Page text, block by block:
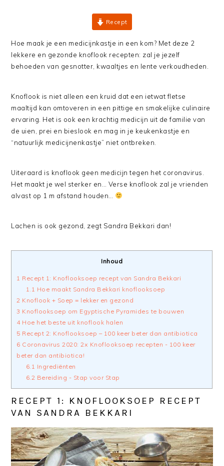
Recept
Hoe maak je een medicijnkastje in een kom? Met deze 2
lekkere en gezonde knoflook recepten: zal je jezelf
behoeden van gesnotter, kwaaltjes en lente verkoudheden.
Knoflook is niet alleen een kruid dat een ietwat fletse
maaltijd kan omtoveren in een pittige en smakelijke culinaire
ervaring. Het is ook een krachtig medicijn uit de familie van
de uien, prei en bieslook en mag in je keukenkastje en
“natuurlijk medicijnenkastje” niet ontbreken.
Uiteraard is knoflook geen medicijn tegen het coronavirus.
Het maakt je wel sterker en… Verse knoflook zal je vrienden
alvast op 1 m afstand houden…
Lachen is ook gezond, zegt Sandra Bekkari dan!
Inhoud
1 Recept 1: Knoflooksoep recept van Sandra Bekkari
1.1 Hoe maakt Sandra Bekkari knoflooksoep
2 Knoflook + Soep = lekker en gezond
3 Knoflooksoep om Egyptische Pyramides te bouwen
4Hoe het beste uit knoflook halen
5 Recept 2: Knoflooksoep – 100 keer beter dan antibiotica
6 Coronavirus 2020: 2x Knoflooksoep recepten - 100 keer
beter dan antibiotica!
6.1 Ingrediënten
6.2 Bereiding - Stap voor Stap
RECEPT 1: KNOFLOOKSOEP RECEPT
VAN SANDRA BEKKARI